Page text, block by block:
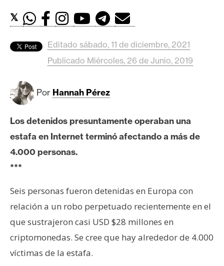
o
M
e
r
d
s
B
c
o
n
𝕏
Editado sábado, 11 de diciembre, 2021
Publicado Miércoles, 26 de Junio, 2019
Por Hannah Pérez
Los detenidos presuntamente operaban una
estafa en Internet terminó afectando a más de
4.000 personas.
***
Seis personas fueron detenidas en Europa con
relación a un robo perpetuado recientemente en el
que sustrajeron casi USD $28 millones en
criptomonedas. Se cree que hay alrededor de 4.000
víctimas de la estafa.